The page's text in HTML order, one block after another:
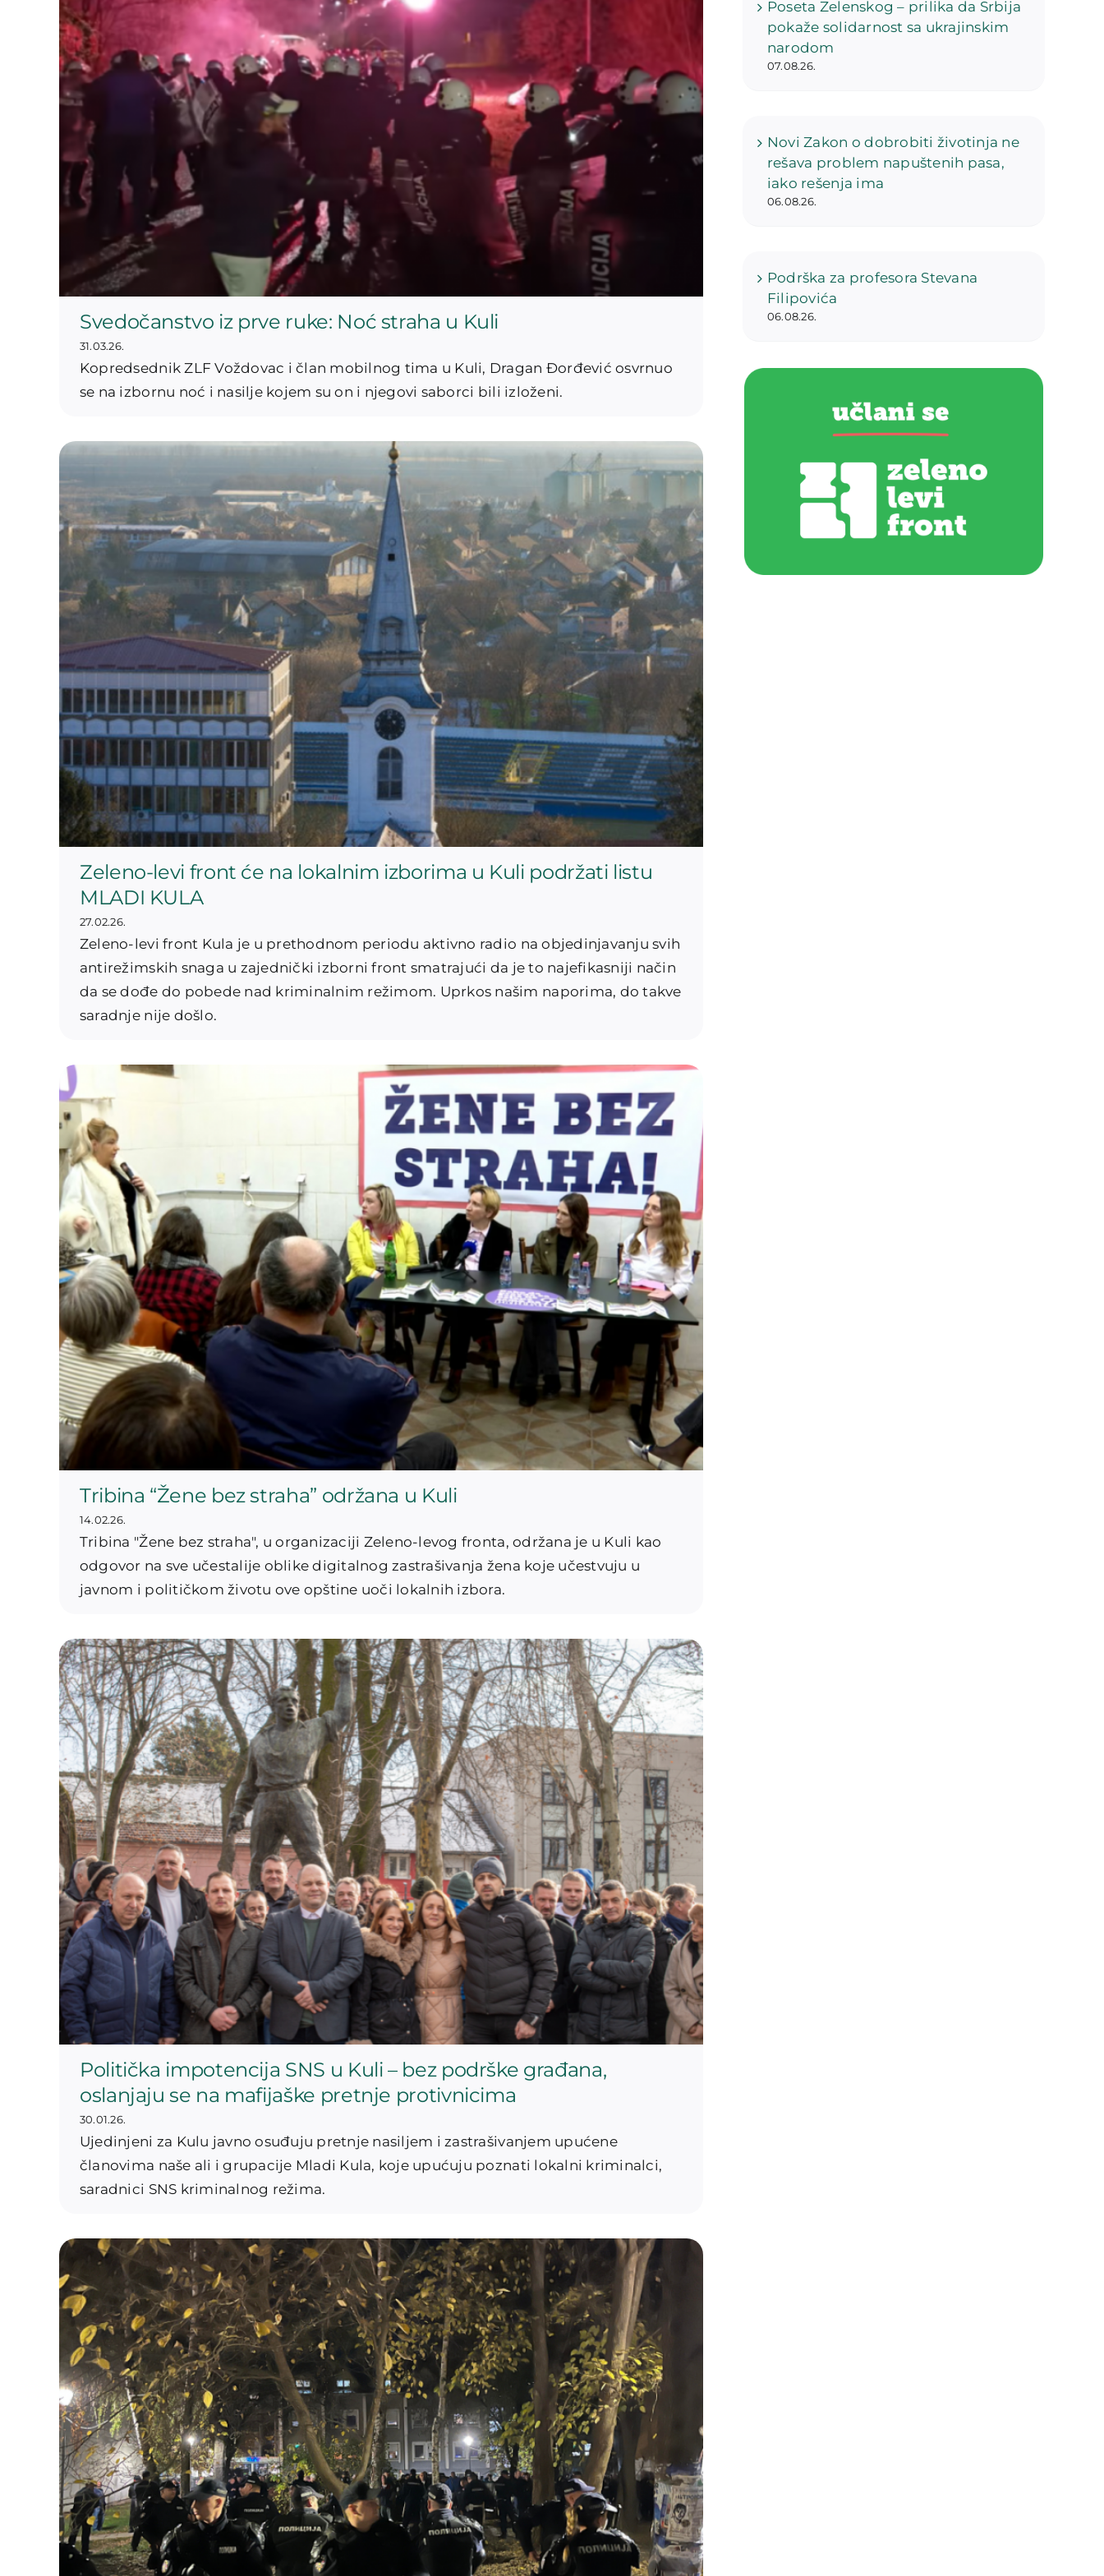
Svedočanstvo iz prve ruke: Noć straha u Kuli
31.03.26.
Kopredsednik ZLF Voždovac i član mobilnog tima u Kuli, Dragan Đorđević osvrnuo
se na izbornu noć i nasilje kojem su on i njegovi saborci bili izloženi.
Zeleno-levi front će na lokalnim izborima u Kuli podržati listu
MLADI KULA
27.02.26.
Zeleno-levi front Kula je u prethodnom periodu aktivno radio na objedinjavanju svih
antirežimskih snaga u zajednički izborni front smatrajući da je to najefikasniji način
da se dođe do pobede nad kriminalnim režimom. Uprkos našim naporima, do takve
saradnje nije došlo.
Tribina “Žene bez straha” održana u Kuli
14.02.26.
Tribina "Žene bez straha", u organizaciji Zeleno-levog fronta, održana je u Kuli kao
odgovor na sve učestalije oblike digitalnog zastrašivanja žena koje učestvuju u
javnom i političkom životu ove opštine uoči lokalnih izbora.
Politička impotencija SNS u Kuli – bez podrške građana,
oslanjaju se na mafijaške pretnje protivnicima
30.01.26.
Ujedinjeni za Kulu javno osuđuju pretnje nasiljem i zastrašivanjem upućene
članovima naše ali i grupacije Mladi Kula, koje upućuju poznati lokalni kriminalci,
saradnici SNS kriminalnog režima.
Poseta Zelenskog – prilika da Srbija
pokaže solidarnost sa ukrajinskim
narodom
07.08.26.
Novi Zakon o dobrobiti životinja ne
rešava problem napuštenih pasa,
iako rešenja ima
06.08.26.
Podrška za profesora Stevana
Filipovića
06.08.26.